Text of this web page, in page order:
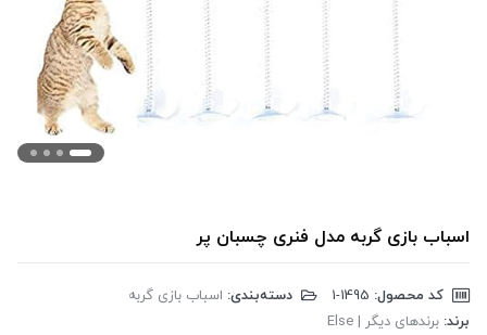
اسباب بازی گربه مدل فنری چسبان پر
کد محصول: دسته‌بندی: اسباب بازی گربه
برند: برندهای دیگر | Else